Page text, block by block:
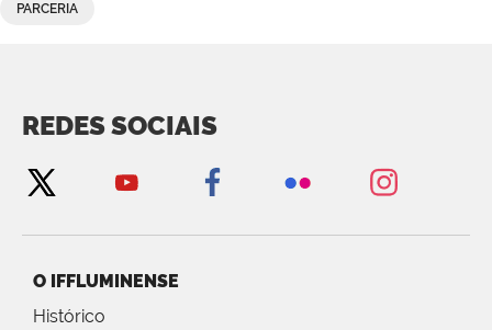
PARCERIA
REDES SOCIAIS
O IFFLUMINENSE
Histórico